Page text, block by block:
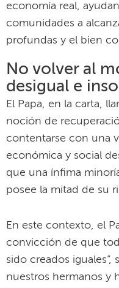
economía real,
comunidades a
profundas y el bien
No volver al
desigual e
El Papa, en la carta,
noción de
contentarse con una
económica y social
que una ínfima
posee la mitad de su
En este contexto, el
convicción de que
sido creados iguales”,
nuestros hermanos y